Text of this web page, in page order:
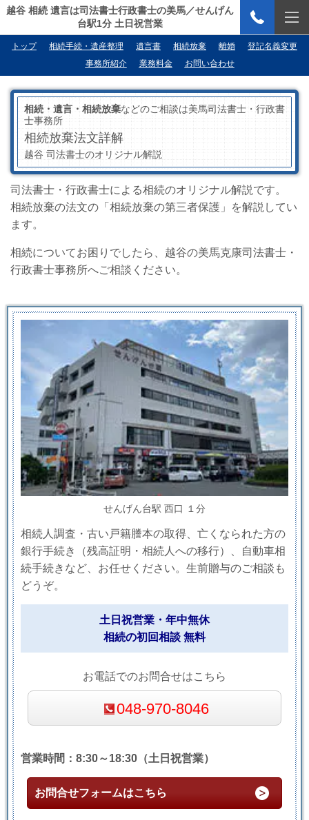
越谷 相続 遺言は司法書士行政書士の美馬／せんげん
台駅1分 土日祝営業
トップ 相続手続・遺産整理 遺言書 相続放棄 離婚
登記名義変更
事務所紹介
業務料金 お問い合わせ
相続・遺言・相続放棄などのご相談は美馬司法書士・行政書
士事務所
相続放棄法文詳解
越谷 司法書士のオリジナル解説
司法書士・行政書士による相続のオリジナル解説です。
相続放棄の法文の「相続放棄の第三者保護」を解説してい
ます。
相続についてお困りでしたら、越谷の美馬克康司法書士・
行政書士事務所へご相談ください。
せんげん台駅 西口 １分
相続人調査・古い戸籍謄本の取得、亡くなられた方の
銀行手続き（残高証明・相続人への移行）、自動車相
続手続きなど、お任せください。生前贈与のご相談も
どうぞ。
土日祝営業・年中無休
相続の初回相談 無料
お電話でのお問合せはこちら
048-970-8046
営業時間：8:30～18:30（土日祝営業）
お問合せフォームはこちら